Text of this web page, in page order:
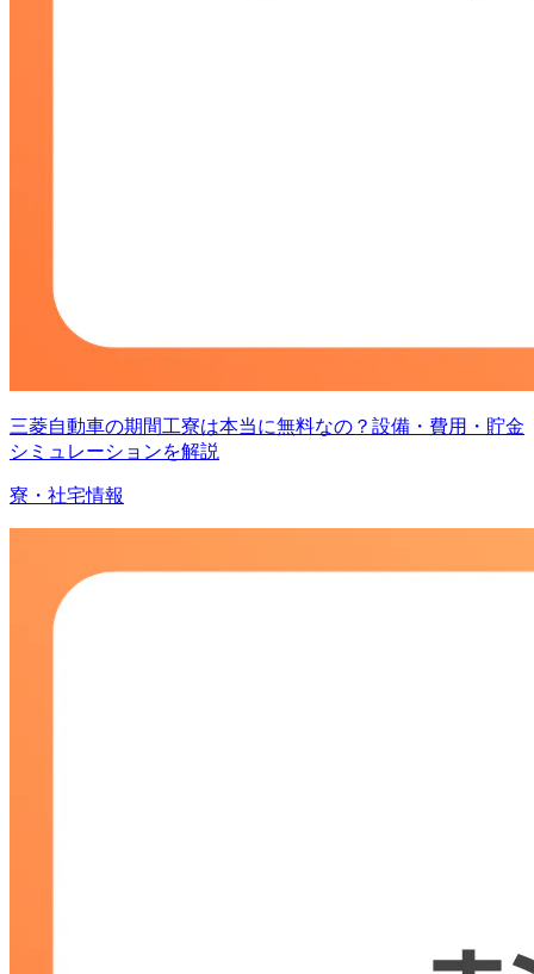
三菱自動車の期間工寮は本当に無料なの？設備・費用・貯金
シミュレーションを解説
寮・社宅情報